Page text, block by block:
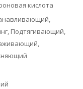
кислота
Подтягивающий,